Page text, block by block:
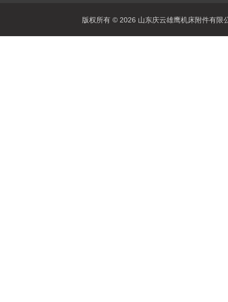
版权所有 © 2026 山东庆云雄鹰机床附件有